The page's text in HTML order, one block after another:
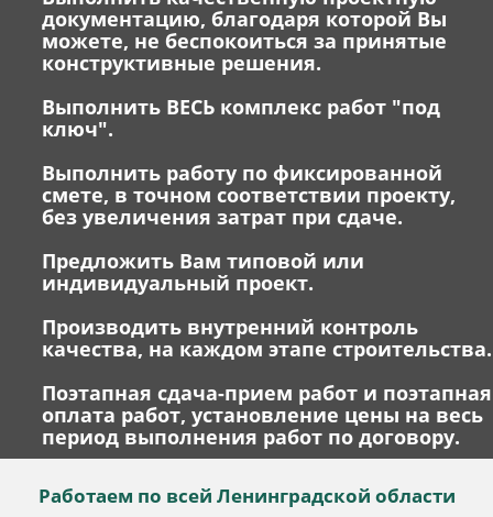
документацию, благодаря которой Вы
можете, не беспокоиться за принятые
конструктивные решения.
Выполнить ВЕСЬ комплекс работ "под
ключ".
Выполнить работу по фиксированной
смете, в точном соответствии проекту,
без увеличения затрат при сдаче.
Предложить Вам типовой или
индивидуальный проект.
Производить внутренний контроль
качества, на каждом этапе строительства.
Поэтапная сдача-прием работ и поэтапная
оплата работ, установление цены на весь
период выполнения работ по договору.
Работаем по всей Ленинградской области